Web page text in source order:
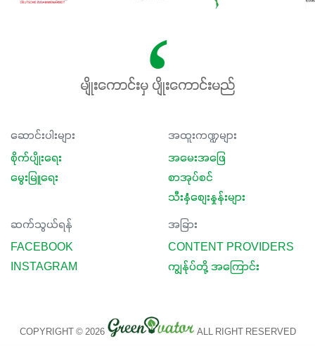
မျိုးကောင်းမှ ပျိုးကောင်းမည်
ဆောင်းပါးများ
စိုက်ပျိုးရေး
မွေးမြူရေး
အထူးကဏ္ဍများ
အမေးအဖြေ
စာအုပ်စင်
သီးနှံစျေးနှုန်းများ
ဆက်သွယ်ရန်
FACEBOOK
INSTAGRAM
အခြား
CONTENT PROVIDERS
ကျွန်ုပ်တို့ အကြောင်း
COPYRIGHT © 2026 ALL RIGHT RESERVED